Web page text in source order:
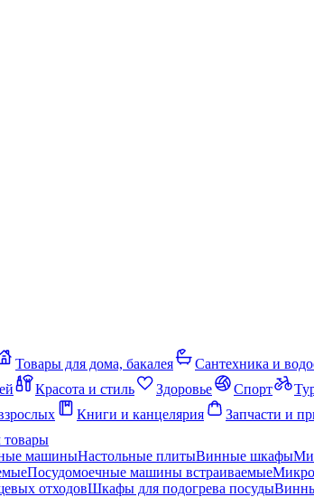
Товары для дома, бакалея Сантехника и
Красота и стиль Здоровье Спорт
Книги и канцелярия Запчасти и
машиныНастольные плитыВинные шкафы
Посудомоечные машины встраиваемые
отходовШкафы для подогрева посуды